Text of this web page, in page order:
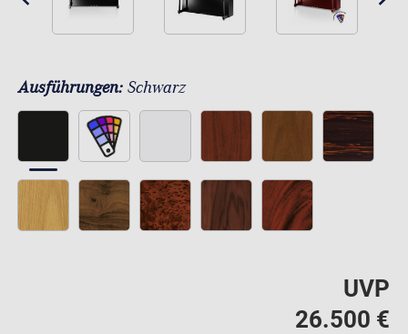
Ausführungen: Schwarz
UVP
26.500 €